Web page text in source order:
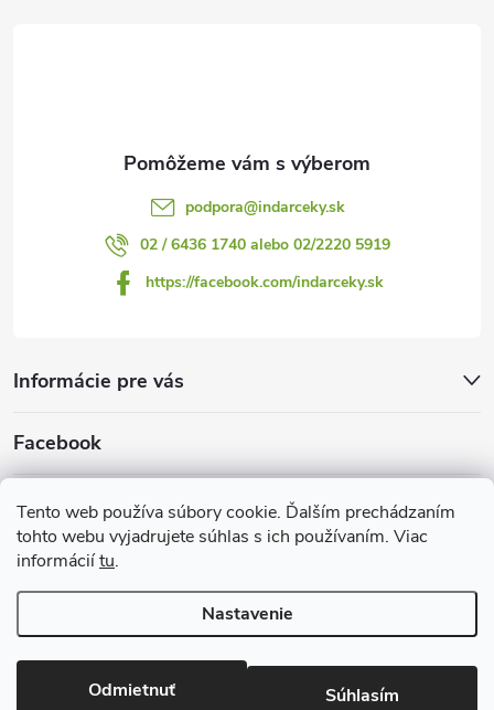
Tento web používa súbory cookie. Ďalším prechádzaním
tohto webu vyjadrujete súhlas s ich používaním. Viac
informáciítu.
Nastavenie
Odmietnuť Súhlasím
podpora@indarceky.sk
02 / 6436 1740 alebo 02/2220 5919
https://facebook.com/indarceky.sk
Informácie pre vás
Facebook
Prijímame online platby
Copyright 2026Indarčeky.sk. Všetky práva vyhradené.Upraviť
nastavenie cookies